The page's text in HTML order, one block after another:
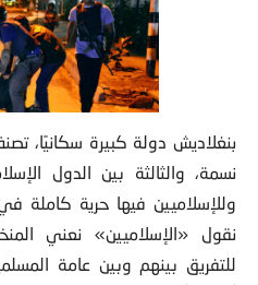
نسمة، والثالثة بين الدول
وللإسلاميين فيها حرية كاملة
نقول «الإسلاميين» نعني
للتفريق بينهم وبين عامة